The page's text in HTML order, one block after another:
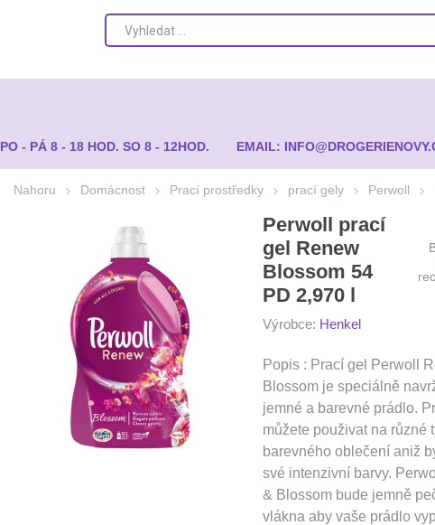
PO - PÁ 8 - 18 HOD. SO 8 - 12HOD. EMAIL:
Nahoru Domácnost Prací prostředky prací gely Perwoll
Perwoll prací
gel Renew
Blossom 54
PD 2,970 l
Výrobce: Henkel
Popis : Prací gel Perwoll
Blossom je speciálně
jemné a barevné prádlo.
můžete použivat na různé
barevného oblečení aniž
své intenzivní barvy.
& Blossom bude jemně
vlákna aby vaše prádlo